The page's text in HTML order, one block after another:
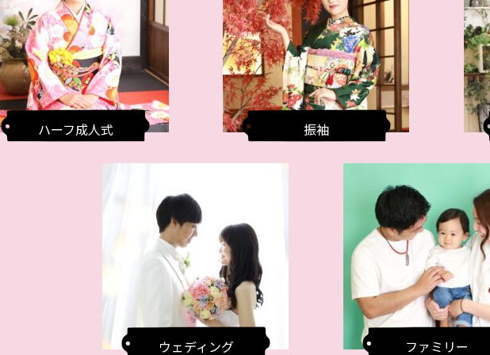
ハーフ成人式 振袖
ウェディング ファミリー